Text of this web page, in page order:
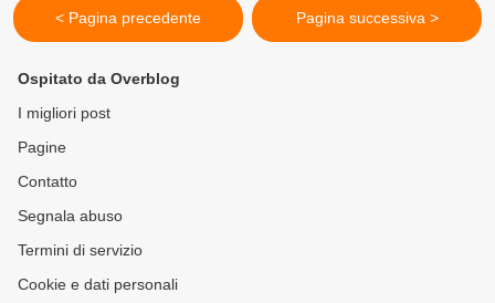
< Pagina precedente Pagina successiva >
Ospitato da Overblog
I migliori post
Pagine
Contatto
Segnala abuso
Termini di servizio
Cookie e dati personali